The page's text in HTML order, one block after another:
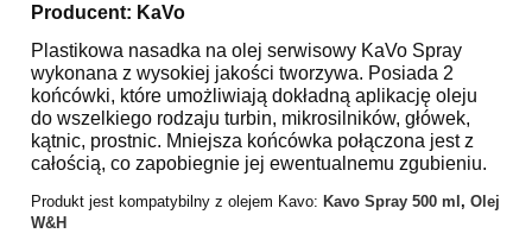
Producent: KaVo
Plastikowa nasadka na olej serwisowy KaVo Spray
wykonana z wysokiej jakości tworzywa. Posiada 2
końcówki, które umożliwiają dokładną aplikację oleju
do wszelkiego rodzaju turbin, mikrosilników, główek,
kątnic, prostnic. Mniejsza końcówka połączona jest z
całością, co zapobiegnie jej ewentualnemu zgubieniu.
Produkt jest kompatybilny z olejem Kavo: Kavo Spray 500 ml, Olej
W&H